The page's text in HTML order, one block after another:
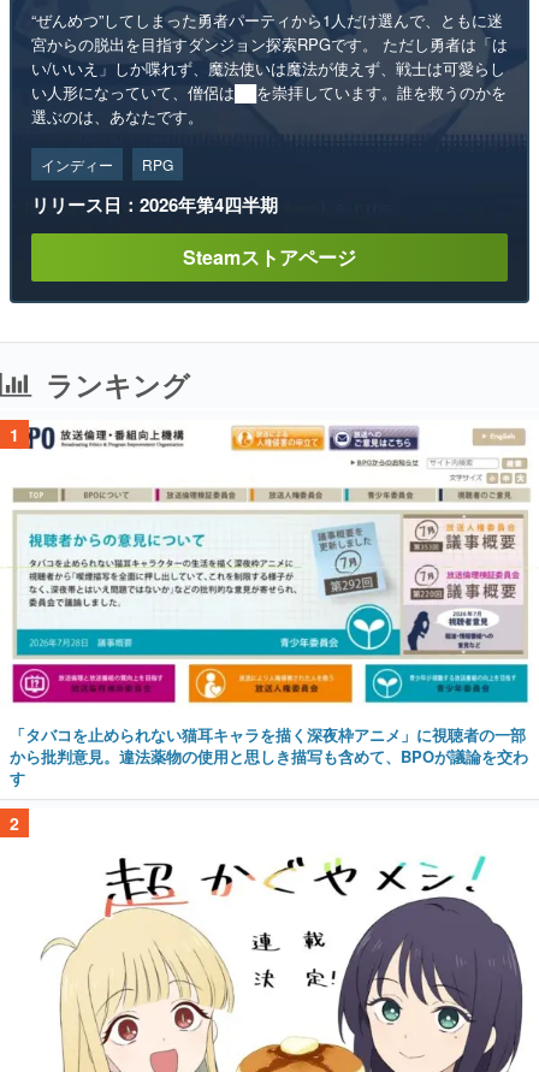
“ぜんめつ”してしまった勇者パーティから1人だけ選んで、ともに迷
宮からの脱出を目指すダンジョン探索RPGです。 ただし勇者は「は
い/いいえ」しか喋れず、魔法使いは魔法が使えず、戦士は可愛らし
い人形になっていて、僧侶は██を崇拝しています。誰を救うのかを
選ぶのは、あなたです。
インディー RPG
リリース日：2026年第4四半期
Steamストアページ
ランキング
1
「タバコを止められない猫耳キャラを描く深夜枠アニメ」に視聴者の一部
から批判意見。違法薬物の使用と思しき描写も含めて、BPOが議論を交わ
す
2